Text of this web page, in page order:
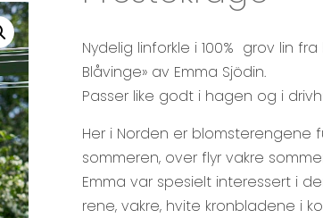
Nydelig linforkle i 100% grov lin
Blåvinge» av Emma Sjödin.
Passer like godt i hagen og i
Her i Norden er blomsterengene
sommeren, over flyr vakre
Emma var spesielt interessert i
rene, vakre, hvite kronbladene i